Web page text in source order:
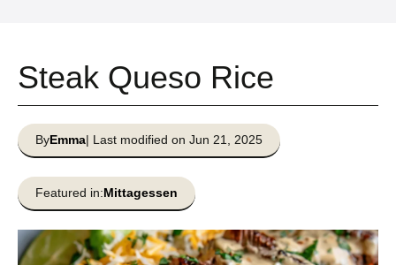
Steak Queso Rice
ByEmma| Last modified on Jun 21, 2025
Featured in:Mittagessen